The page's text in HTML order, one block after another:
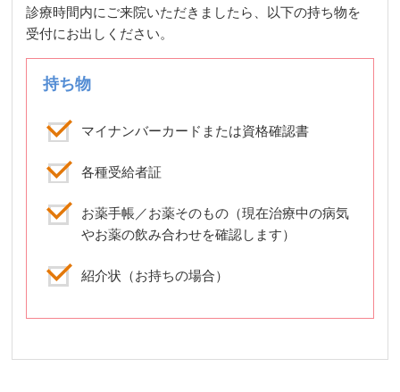
診療時間内にご来院いただきましたら、以下の持ち物を
受付にお出しください。
持ち物
マイナンバーカードまたは資格確認書
各種受給者証
お薬手帳／お薬そのもの（現在治療中の病気
やお薬の飲み合わせを確認します）
紹介状（お持ちの場合）